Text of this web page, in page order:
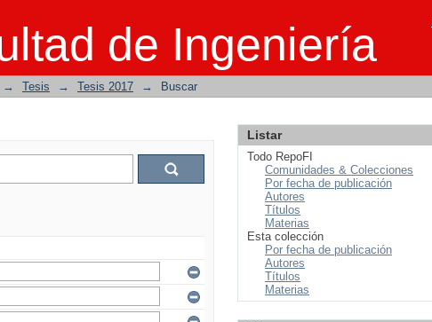
de Ingeniería
→ Tesis → Tesis 2017 → Buscar
Listar
Todo RepoFI
Comunidades & Colecciones
Por fecha de publicación
Autores
Títulos
Materias
Esta colección
Por fecha de publicación
Autores
Títulos
Materias